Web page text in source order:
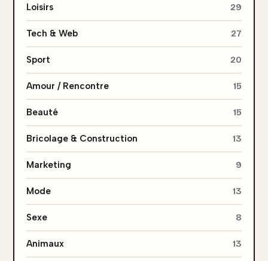
Loisirs 29
Tech & Web 27
Sport 20
Amour / Rencontre 15
Beauté 15
Bricolage & Construction 13
Marketing 9
Mode 13
Sexe 8
Animaux 13